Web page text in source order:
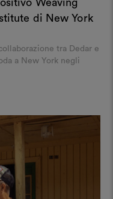
Weaving
di New York
tra Dedar e
a New York negli